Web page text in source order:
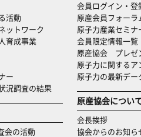
活動
ットワーク
育成事業
ー
況調査の結果
会の活動
会員ログイン・登
原産会員フォーラ
原子力産業セミナ
会員限定情報一覧
原産協会 プレゼ
原子力に関するア
原子力の最新デー
原産協会につい
会長挨拶
協会からのお知ら